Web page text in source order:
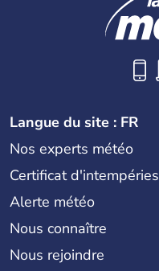
Langue du site : FR
Nos experts météo
Certificat d'intempéries
Alerte météo
Nous connaître
Nous rejoindre